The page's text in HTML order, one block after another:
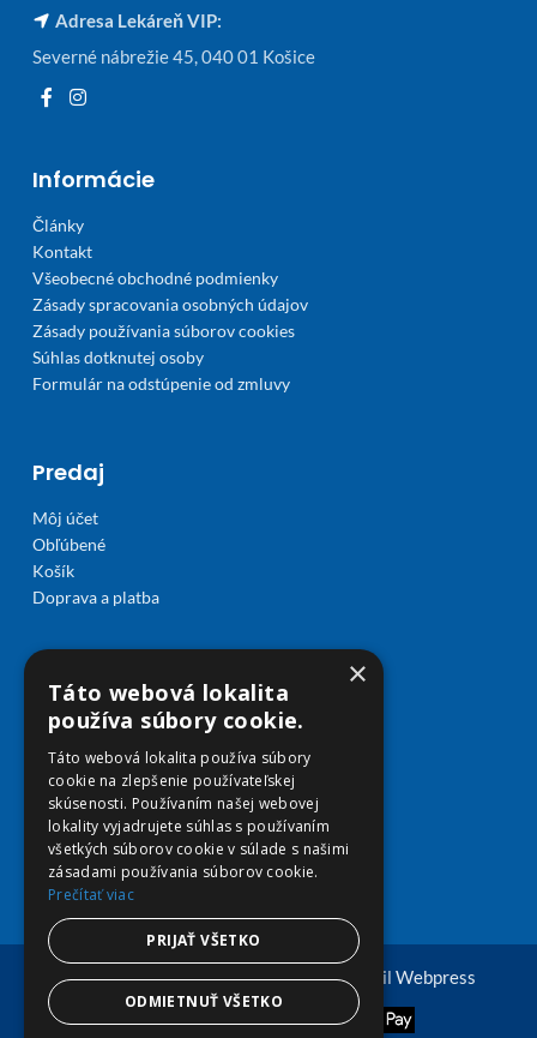
Adresa Lekáreň VIP:
Severné nábrežie 45, 040 01 Košice
Informácie
Články
Kontakt
Všeobecné obchodné podmienky
Zásady spracovania osobných údajov
Zásady používania súborov cookies
Súhlas dotknutej osoby
Formulár na odstúpenie od zmluvy
Predaj
Môj účet
Obľúbené
Košík
Doprava a platba
© Copyright 2026 viplekaren.sk | Vytvoril Webpress
×
Táto webová lokalita
používa súbory cookie.
Táto webová lokalita používa súbory
cookie na zlepšenie používateľskej
skúsenosti. Používaním našej webovej
lokality vyjadrujete súhlas s používaním
všetkých súborov cookie v súlade s našimi
zásadami používania súborov cookie.
Prečítať viac
PRIJAŤ VŠETKO
ODMIETNUŤ VŠETKO